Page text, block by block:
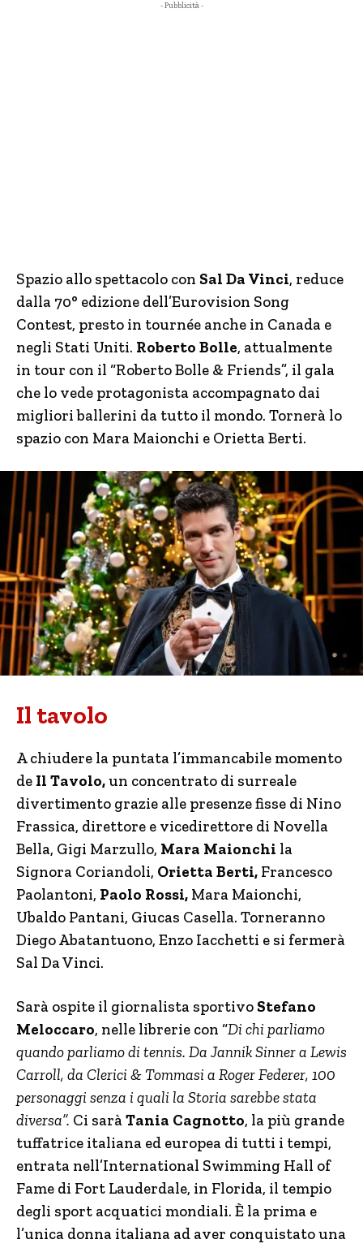
- Pubblicità -
Spazio allo spettacolo con Sal Da Vinci, reduce
dalla 70° edizione dell’Eurovision Song
Contest, presto in tournée anche in Canada e
negli Stati Uniti. Roberto Bolle, attualmente
in tour con il “Roberto Bolle & Friends”, il gala
che lo vede protagonista accompagnato dai
migliori ballerini da tutto il mondo. Tornerà lo
spazio con Mara Maionchi e Orietta Berti.
Il tavolo
A chiudere la puntata l’immancabile momento
de Il Tavolo,un concentrato di surreale
divertimento grazie alle presenze fisse di Nino
Frassica, direttore e vicedirettore di Novella
Bella, Gigi Marzullo, Mara Maionchi la
Signora Coriandoli, Orietta Berti, Francesco
Paolantoni, Paolo Rossi, Mara Maionchi,
Ubaldo Pantani, Giucas Casella. Torneranno
Diego Abatantuono, Enzo Iacchetti e si fermerà
Sal Da Vinci.
Sarà ospite il giornalista sportivo Stefano
Meloccaro, nelle librerie con “Di chi parliamo
quando parliamo di tennis. Da Jannik Sinner a Lewis
Carroll, da Clerici & Tommasi a Roger Federer, 100
personaggi senza i quali la Storia sarebbe stata
diversa”. Ci saràTania Cagnotto, la più grande
tuffatrice italiana ed europea di tutti i tempi,
entrata nell’International Swimming Hall of
Fame di Fort Lauderdale, in Florida, il tempio
degli sport acquatici mondiali. È la prima e
l’unica donna italiana ad aver conquistato una